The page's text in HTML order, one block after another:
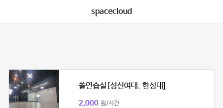
spacecloud
쏠연습실[성신여대, 한성대]
2,000 원/시간